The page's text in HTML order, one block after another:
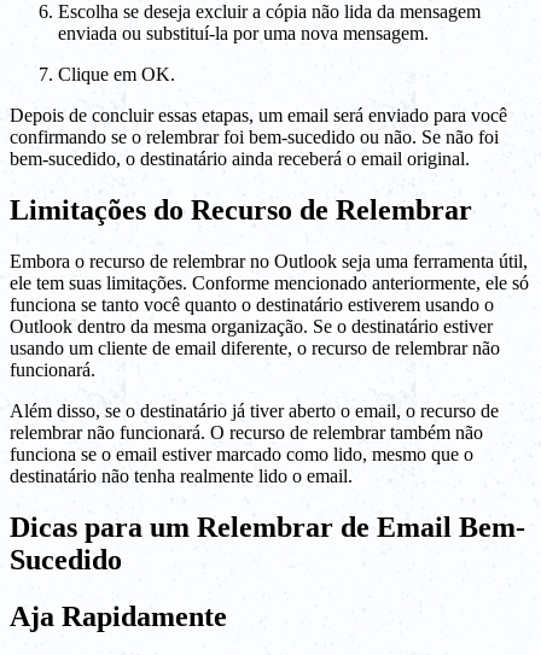
Escolha se deseja excluir a cópia não lida da mensagem
enviada ou substituí-la por uma nova mensagem.
Clique em OK.
Depois de concluir essas etapas, um email será enviado para você
confirmando se o relembrar foi bem-sucedido ou não. Se não foi
bem-sucedido, o destinatário ainda receberá o email original.
Limitações do Recurso de Relembrar
Embora o recurso de relembrar no Outlook seja uma ferramenta útil,
ele tem suas limitações. Conforme mencionado anteriormente, ele só
funciona se tanto você quanto o destinatário estiverem usando o
Outlook dentro da mesma organização. Se o destinatário estiver
usando um cliente de email diferente, o recurso de relembrar não
funcionará.
Além disso, se o destinatário já tiver aberto o email, o recurso de
relembrar não funcionará. O recurso de relembrar também não
funciona se o email estiver marcado como lido, mesmo que o
destinatário não tenha realmente lido o email.
Dicas para um Relembrar de Email Bem-
Sucedido
Aja Rapidamente